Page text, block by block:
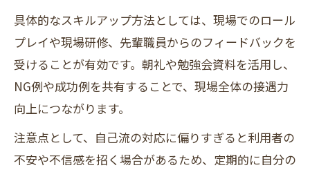
具体的なスキルアップ方法としては、現場でのロール
プレイや現場研修、先輩職員からのフィードバックを
受けることが有効です。朝礼や勉強会資料を活用し、
NG例や成功例を共有することで、現場全体の接遇力
向上につながります。
注意点として、自己流の対応に偏りすぎると利用者の
不安や不信感を招く場合があるため、定期的に自分の